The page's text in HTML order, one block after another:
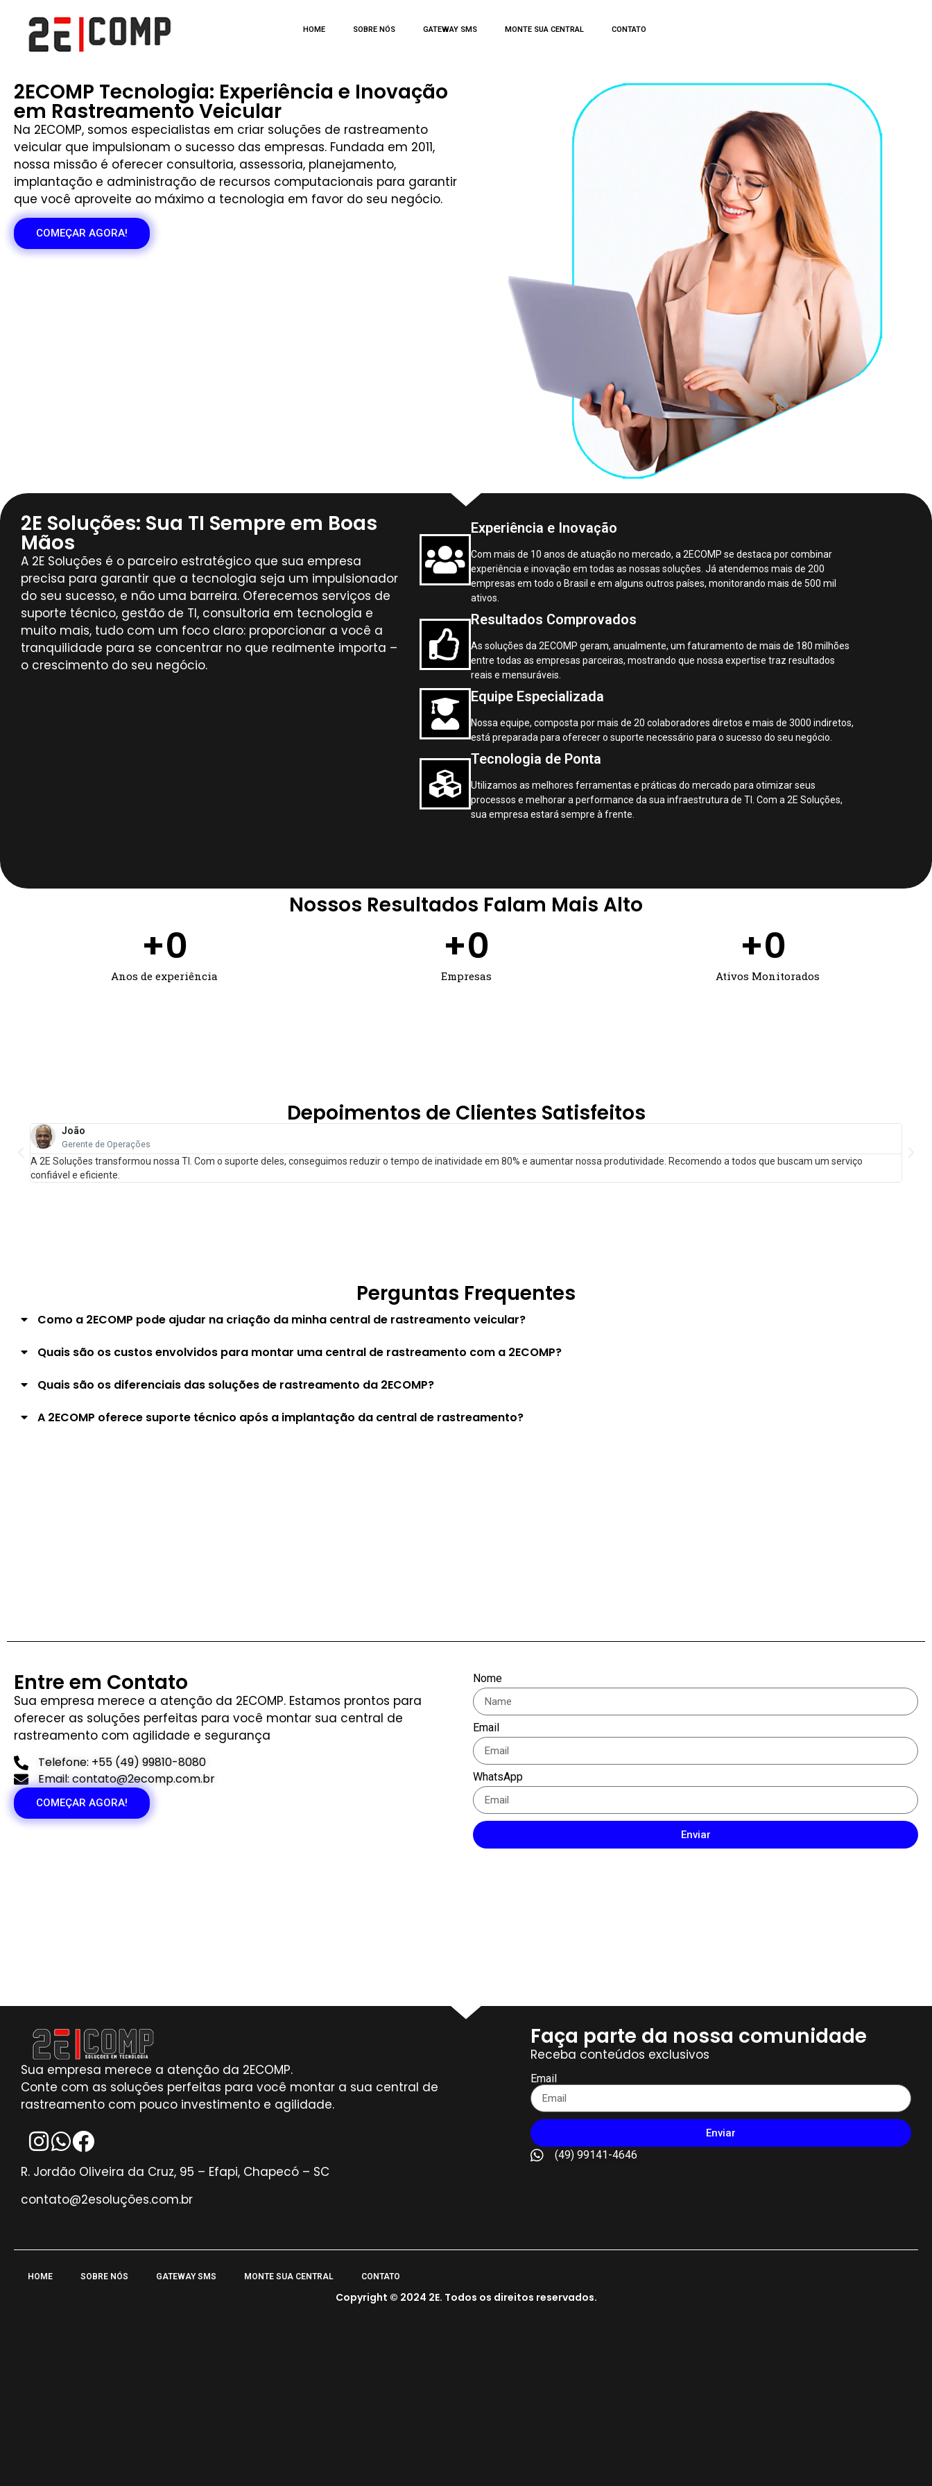
HOME SOBRE NÓS GATEWAY SMS MONTE SUA CENTRAL CONTATO
2ECOMP Tecnologia: Experiência e Inovação
em Rastreamento Veicular
Na 2ECOMP, somos especialistas em criar soluções de rastreamento
veicular que impulsionam o sucesso das empresas. Fundada em 2011,
nossa missão é oferecer consultoria, assessoria, planejamento,
implantação e administração de recursos computacionais para garantir
que você aproveite ao máximo a tecnologia em favor do seu negócio.
COMEÇAR AGORA!
2E Soluções: Sua TI Sempre em Boas
Mãos
A 2E Soluções é o parceiro estratégico que sua empresa
precisa para garantir que a tecnologia seja um impulsionador
do seu sucesso, e não uma barreira. Oferecemos serviços de
suporte técnico, gestão de TI, consultoria em tecnologia e
muito mais, tudo com um foco claro: proporcionar a você a
tranquilidade para se concentrar no que realmente importa –
o crescimento do seu negócio.
Experiência e Inovação
Com mais de 10 anos de atuação no mercado, a 2ECOMP se destaca por combinar
experiência e inovação em todas as nossas soluções. Já atendemos mais de 200
empresas em todo o Brasil e em alguns outros países, monitorando mais de 500 mil
ativos.
Resultados Comprovados
As soluções da 2ECOMP geram, anualmente, um faturamento de mais de 180 milhões
entre todas as empresas parceiras, mostrando que nossa expertise traz resultados
reais e mensuráveis.
Equipe Especializada
Nossa equipe, composta por mais de 20 colaboradores diretos e mais de 3000 indiretos,
está preparada para oferecer o suporte necessário para o sucesso do seu negócio.
Tecnologia de Ponta
Utilizamos as melhores ferramentas e práticas do mercado para otimizar seus
processos e melhorar a performance da sua infraestrutura de TI. Com a 2E Soluções,
sua empresa estará sempre à frente.
Nossos Resultados Falam Mais Alto
Anos de experiência
+0
Empresas
+0
Ativos Monitorados
+0
Depoimentos de Clientes Satisfeitos
João
Gerente de Operações
A 2E Soluções transformou nossa TI. Com o suporte deles, conseguimos reduzir o tempo de inatividade em 80% e aumentar nossa produtividade. Recomendo a todos que buscam um serviço
confiável e eficiente.
Perguntas Frequentes
Como a 2ECOMP pode ajudar na criação da minha central de rastreamento veicular?
Quais são os custos envolvidos para montar uma central de rastreamento com a 2ECOMP?
Quais são os diferenciais das soluções de rastreamento da 2ECOMP?
A 2ECOMP oferece suporte técnico após a implantação da central de rastreamento?
Entre em Contato
Sua empresa merece a atenção da 2ECOMP. Estamos prontos para
oferecer as soluções perfeitas para você montar sua central de
rastreamento com agilidade e segurança
Telefone: +55 (49) 99810-8080
Email: contato@2ecomp.com.br
COMEÇAR AGORA!
Nome
Email
WhatsApp
Enviar
Sua empresa merece a atenção da 2ECOMP.
Conte com as soluções perfeitas para você montar a sua central de
rastreamento com pouco investimento e agilidade.
R. Jordão Oliveira da Cruz, 95 – Efapi, Chapecó – SC
contato@2esoluções.com.br
Faça parte da nossa comunidade
Receba conteúdos exclusivos
Email
Enviar
(49) 99141-4646
HOME SOBRE NÓS GATEWAY SMS MONTE SUA CENTRAL CONTATO
Copyright © 2024 2E. Todos os direitos reservados.